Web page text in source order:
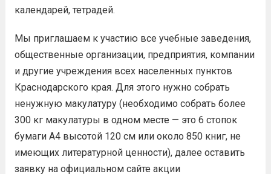
календарей, тетрадей.
Мы приглашаем к участию все учебные заведения,
общественные организации, предприятия, компании
и другие учреждения всех населенных пунктов
Краснодарского края. Для этого нужно собрать
ненужную макулатуру (необходимо собрать более
300 кг макулатуры в одном месте — это 6 стопок
бумаги А4 высотой 120 см или около 850 книг, не
имеющих литературной ценности), далее оставить
заявку на официальном сайте акции